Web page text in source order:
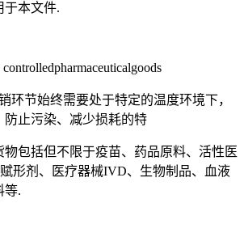
于本文件.
环节始终需要处于特定的温度环境下，
防止污染、减少损耗的特
包括但不限于疫苗、药品原料、活性医
形剂、医疗器械IVD、生物制品、血液
等.